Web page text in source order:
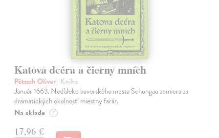
Katova dcéra a čierny mních
Pötzsch Oliver| Kniha
Január 1663. Neďaleko bavorského mesta Schongau zomiera za
dramatických okolností miestny farár.
Na sklade ?
17,96 €